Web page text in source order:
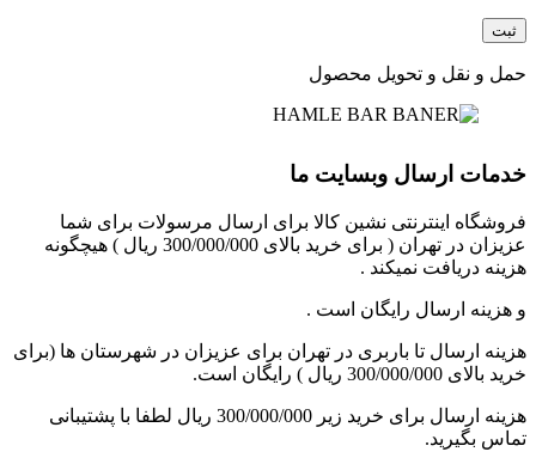
حمل و نقل و تحویل محصول
خدمات ارسال وبسایت ما
فروشگاه اینترنتی نشین کالا برای ارسال مرسولات برای شما
عزیزان در تهران ( برای خرید بالای 300/000/000 ریال ) هیچگونه
هزینه دریافت نمیکند .
و هزینه ارسال رایگان است .
هزینه ارسال تا باربری در تهران برای عزیزان در شهرستان ها (برای
خرید بالای 300/000/000 ریال ) رایگان است.
هزینه ارسال برای خرید زیر 300/000/000 ریال لطفا با پشتیبانی
تماس بگیرید.